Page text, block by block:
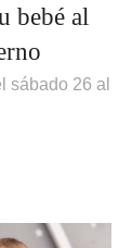
bebé al
sábado 26 al